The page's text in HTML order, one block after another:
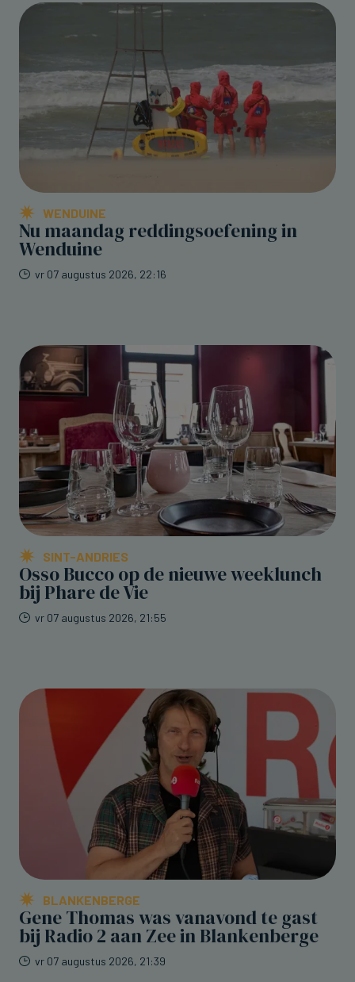
WENDUINE
Nu maandag reddingsoefening in
Wenduine
vr 07 augustus 2026, 22:16
SINT-ANDRIES
Osso Bucco op de nieuwe weeklunch
bij Phare de Vie
vr 07 augustus 2026, 21:55
BLANKENBERGE
Gene Thomas was vanavond te gast
bij Radio 2 aan Zee in Blankenberge
vr 07 augustus 2026, 21:39